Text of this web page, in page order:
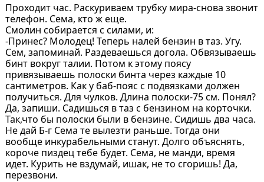
Проходит час. Раскуриваем трубку мира-снова звонит
телефон. Сема, кто ж еще.
Смолин собирается с силами, и:
-Принес? Молодец! Теперь налей бензин в таз. Угу.
Сем, запоминай. Раздеваешься догола. Обвязываешь
бинт вокруг талии. Потом к этому поясу
привязываешь полоски бинта через каждые 10
сантиметров. Как у баб-пояс с подвязками должен
получиться. Для чулков. Длина полоски-75 см. Понял?
Да, запиши. Садишься в таз с бензином на корточки.
Так,что бы полоски были в бензине. Сидишь два часа.
Не дай Б-г Сема те вылезти раньше. Тогда они
вообще инкурабельными станут. Долго объяснять,
короче пиздец тебе будет. Сема, не манди, время
идет. Курить не вздумай, ишак, не то сгоришь! Да,
перезвони.